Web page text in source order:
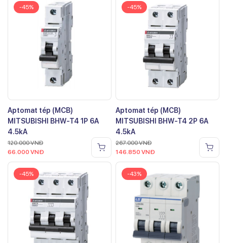
-45%
Aptomat tép (MCB)
MITSUBISHI BHW-T4 1P 6A
4.5kA
120.000VNĐ
66.000 VNĐ
-45%
Aptomat tép (MCB)
MITSUBISHI BHW-T4 2P 6A
4.5kA
267.000VNĐ
146.850 VNĐ
-45% -43%